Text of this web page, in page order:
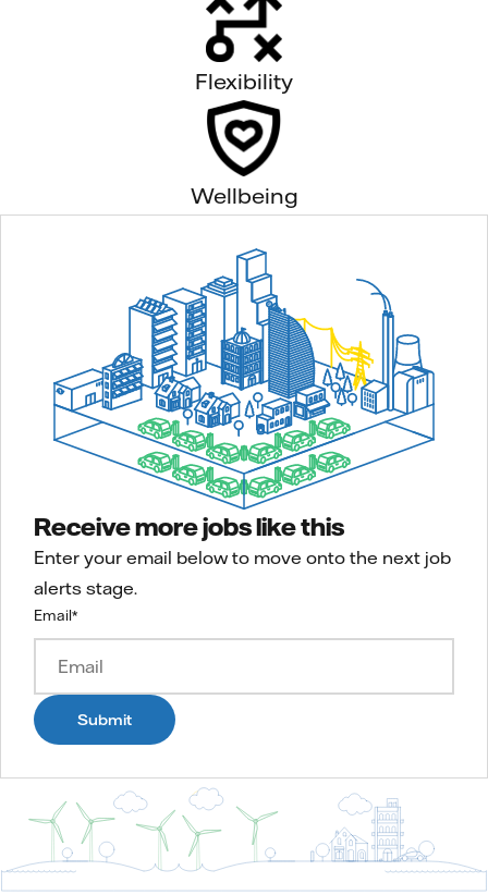
Flexibility
Wellbeing
Receive more jobs like this
Enter your email below to move onto the next job
alerts stage.
Email*
Submit